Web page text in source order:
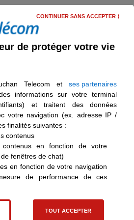
qu'il faut savoir
pour bénéficier d’informations
de protéger votre vie
Telecom et ses partenaires
informations sur votre terminal
et traitent des données
votre navigation (ex. adresse IP /
finalités suivantes :
contenus
contenus en fonction de votre
fenêtres de chat)
en fonction de votre navigation
de performance de ces
partenaire
TOUT ACCEPTER
CONTINUER SANS ACCEPTER ⟩